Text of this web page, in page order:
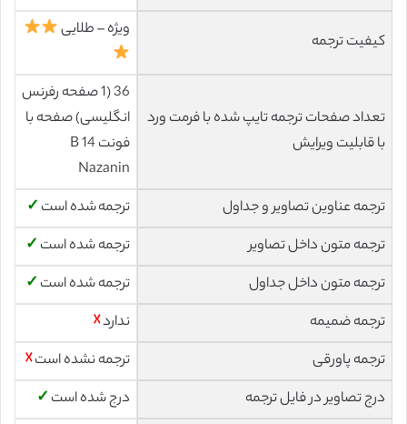
کیفیت ترجمه
ویژه – طلایی
تعداد صفحات ترجمه تایپ شده با فرمت ورد
با قابلیت ویرایش
36 (1 صفحه رفرنس
انگلیسی) صفحه با
فونت 14 B
Nazanin
ترجمه عناوین تصاویر و جداول
ترجمه شده است ✓
ترجمه متون داخل تصاویر
ترجمه شده است ✓
ترجمه متون داخل جداول
ترجمه شده است ✓
ترجمه ضمیمه
ندارد☓
ترجمه پاورقی
ترجمه نشده است☓
درج تصاویر در فایل ترجمه
درج شده است ✓